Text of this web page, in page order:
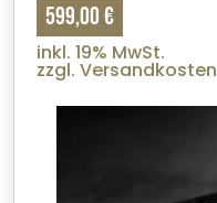
599,00 €
inkl. 19% MwSt.
zzgl. Versandkosten